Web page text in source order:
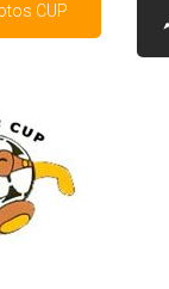
CUP